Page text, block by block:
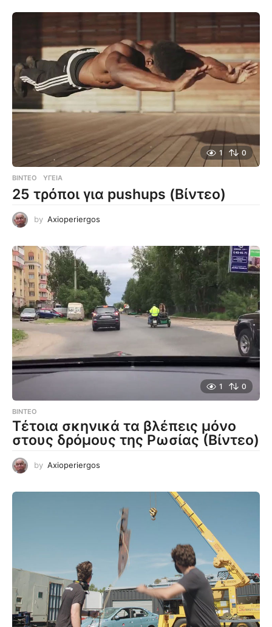
1 0
ΒΊΝΤΕΟ ΥΓΕΊΑ
25 τρόποι για pushups (Βίντεο)
by Axioperiergos
1 0
ΒΊΝΤΕΟ
Τέτοια σκηνικά τα βλέπεις μόνο
στους δρόμους της Ρωσίας (Βίντεο)
by Axioperiergos